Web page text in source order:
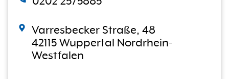
Varresbecker Straße, 48
42115 Wuppertal Nordrhein-
Westfalen